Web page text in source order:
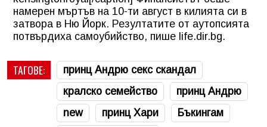
намерен мъртъв на 10-ти август в килията си в
затвора в Ню Йорк. Резултатите от аутопсията
потвърдиха самоубийство, пише life.dir.bg.
ТАГОВЕ:
принц Андрю секс скандал
кралско семейство
принц Андрю
new
принц Хари
Бъкингам